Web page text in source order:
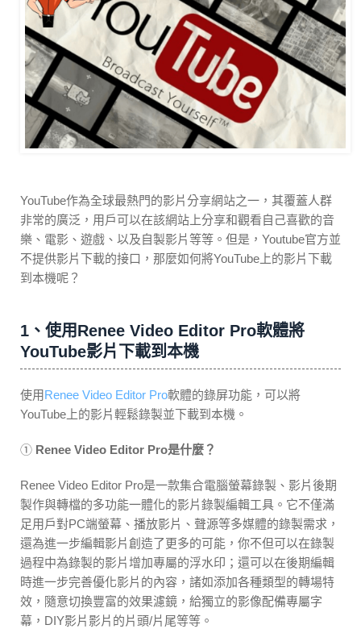
YouTube作為全球最熱門的影片分享網站之一，其覆蓋人群
非常的廣泛，用戶可以在該網站上分享和觀看自己喜歡的音
樂、電影、遊戲、以及自製影片等等。但是，Youtube官方並
不提供影片下載的接口，那麼如何將YouTube上的影片下載
到本機呢？
1、使用Renee Video Editor Pro軟體將
YouTube影片下載到本機
使用Renee Video Editor Pro軟體的錄屏功能，可以將
YouTube上的影片輕鬆錄製並下載到本機。
① Renee Video Editor Pro是什麼？
Renee Video Editor Pro是一款集合電腦螢幕錄製、影片後期
製作與轉檔的多功能一體化的影片錄製編輯工具。它不僅滿
足用戶對PC端螢幕、播放影片、聲源等多媒體的錄製需求，
還為進一步編輯影片創造了更多的可能，你不但可以在錄製
過程中為錄製的影片增加專屬的浮水印；還可以在後期編輯
時進一步完善優化影片的內容，諸如添加各種類型的轉場特
效，隨意切換豐富的效果濾鏡，給獨立的影像配備專屬字
幕，DIY影片影片的片頭/片尾等等。